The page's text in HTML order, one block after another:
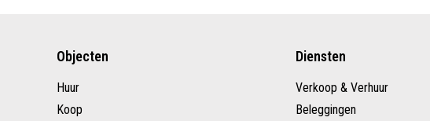
Objecten
Huur
Koop
Diensten
Verkoop & Verhuur
Beleggingen